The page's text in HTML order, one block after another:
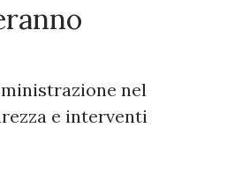
nel
e interventi